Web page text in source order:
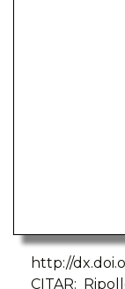
http://
CITAR: